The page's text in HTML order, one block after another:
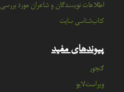
اطلاعات نویسندگان و شاعران مورد بررسی
کتاب‌شناسی سایت
پیوندهای مفید
گنجور
ویراست‌لایو